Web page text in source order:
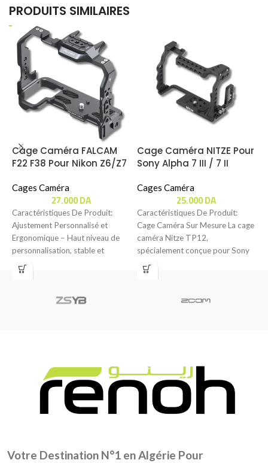
PRODUITS SIMILAIRES
Cage Caméra FALCAM
F22 F38 Pour Nikon Z6/Z7
Cages Caméra
27.000DA
Caractéristiques De Produit:
Ajustement Personnalisé et
Ergonomique – Haut niveau de
personnalisation, stable et
parfaitement adapté aux modèles
Z6 /
Cage Caméra NITZE Pour
Sony Alpha 7 III / 7 II
Cages Caméra
25.000DA
Caractéristiques De Produit:
Cage Caméra Sur Mesure La cage
caméra Nitze TP12,
spécialement conçue pour Sony
A7II, A7SII, A7RII, A7III,
Votre Destination N°1 en Algérie Pour